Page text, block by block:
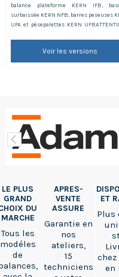
balance plateforme KERN IFB,
surbaissée KERN NFB, barres peseuses
UFA et pèsepalettes KERN
Voir les versions
LE PLUS
GRAND
DU
MARCHE
Tous les
modéles
de
APRES-
VENTE
ASSURE
Garantie en
nos
ateliers,
15
techniciens
ET
Plus
chez
en